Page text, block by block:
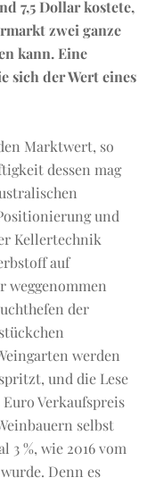
7,5 Dollar kostete,
zwei ganze
kann. Eine
sich der Wert eines
Marktwert, so
dessen mag
und
Kellertechnik
auf
weggenommen
der
werden
und die Lese
Verkaufspreis
selbst
3 %, wie 2016 vom
Denn es